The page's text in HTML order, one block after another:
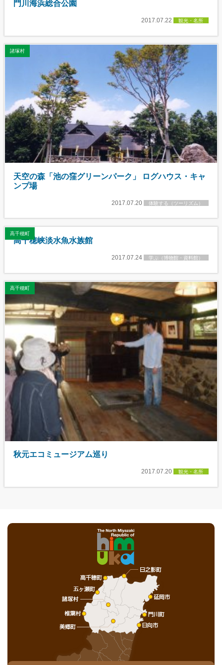
門川海浜総合公園
2017.07.22 観光・名所
諸塚村
天空の森「池の窪グリーンパーク」 ログハウス・キャ
ンプ場
2017.07.20 体験する（ツーリズム）
高千穂町
高千穂峡淡水魚水族館
2017.07.24 学ぶ（博物館・資料館）
高千穂町
秋元エコミュージアム巡り
2017.07.20 観光・名所